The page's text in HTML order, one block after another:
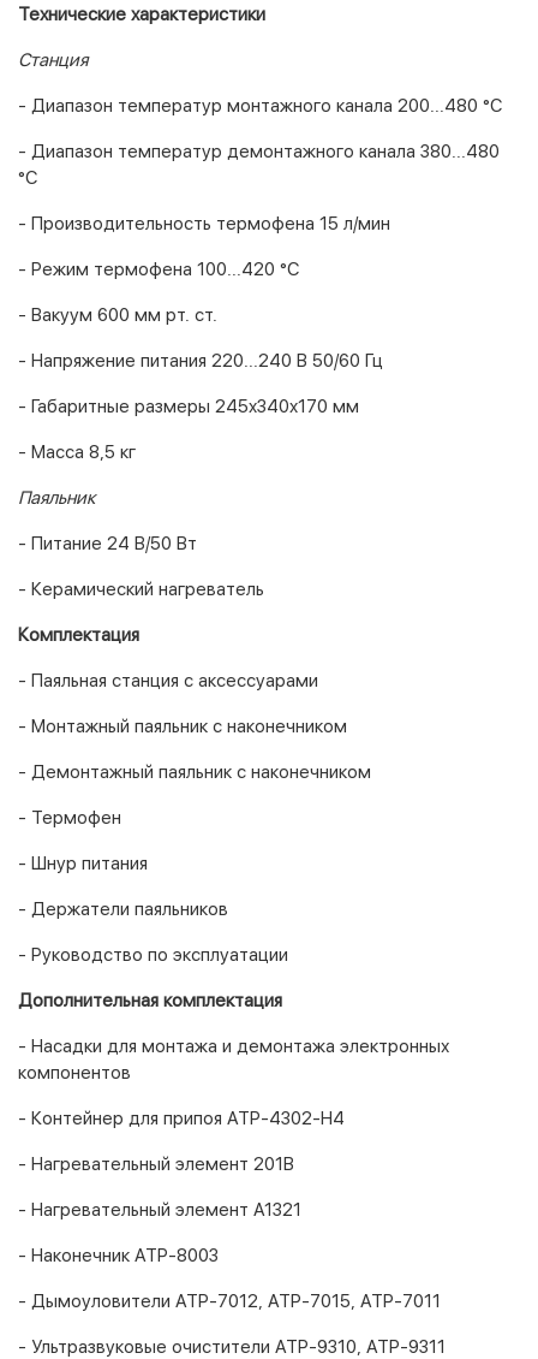
Технические характеристики
Станция
- Диапазон температур монтажного канала 200...480 °С
- Диапазон температур демонтажного канала 380...480
°С
- Производительность термофена 15 л/мин
- Режим термофена 100...420 °С
- Вакуум 600 мм рт. ст.
- Напряжение питания 220...240 В 50/60 Гц
- Габаритные размеры 245x340x170 мм
- Масса 8,5 кг
Паяльник
- Питание 24 В/50 Вт
- Керамический нагреватель
Комплектация
- Паяльная станция с аксессуарами
- Монтажный паяльник с наконечником
- Демонтажный паяльник с наконечником
- Термофен
- Шнур питания
- Держатели паяльников
- Руководство по эксплуатации
Дополнительная комплектация
- Насадки для монтажа и демонтажа электронных
компонентов
- Контейнер для припоя АТР-4302-Н4
- Нагревательный элемент 201В
- Нагревательный элемент А1321
- Наконечник АТР-8003
- Дымоуловители АТР-7012, АТР-7015, АТР-7011
- Ультразвуковые очистители АТР-9310, АТР-9311